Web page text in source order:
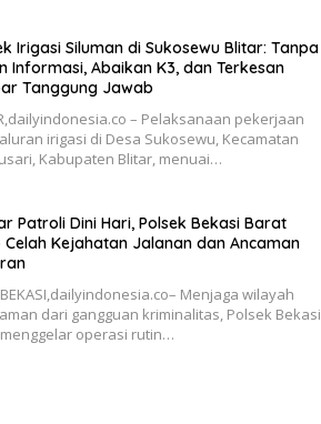
Irigasi Siluman di Sukosewu Blitar: Tanpa
Informasi, Abaikan K3, dan Terkesan
Tanggung Jawab
– Pelaksanaan pekerjaan
irigasi di Desa Sukosewu, Kecamatan
Kabupaten Blitar, menuai…
Patroli Dini Hari, Polsek Bekasi Barat
Celah Kejahatan Jalanan dan Ancaman
BEKASI,dailyindonesia.co– Menjaga wilayah
dari gangguan kriminalitas, Polsek Bekasi
operasi rutin…